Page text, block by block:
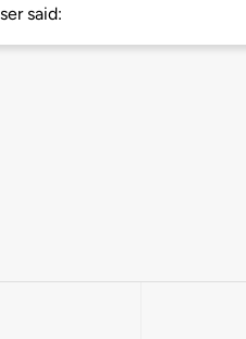
said: